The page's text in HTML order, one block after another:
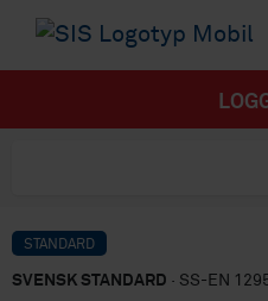
STANDARD
SVENSK STANDARD · SS-EN